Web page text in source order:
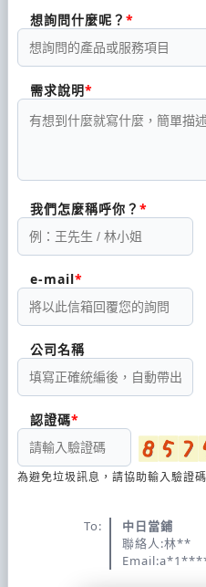
想詢問什麼呢？
需求說明
我們怎麼稱呼你？
e-mail
公司名稱
認證碼
為避免垃圾訊息，請協助輸入驗證
To:
中日當鋪
聯絡人:林**